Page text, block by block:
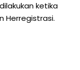
ketika
Herregistrasi.